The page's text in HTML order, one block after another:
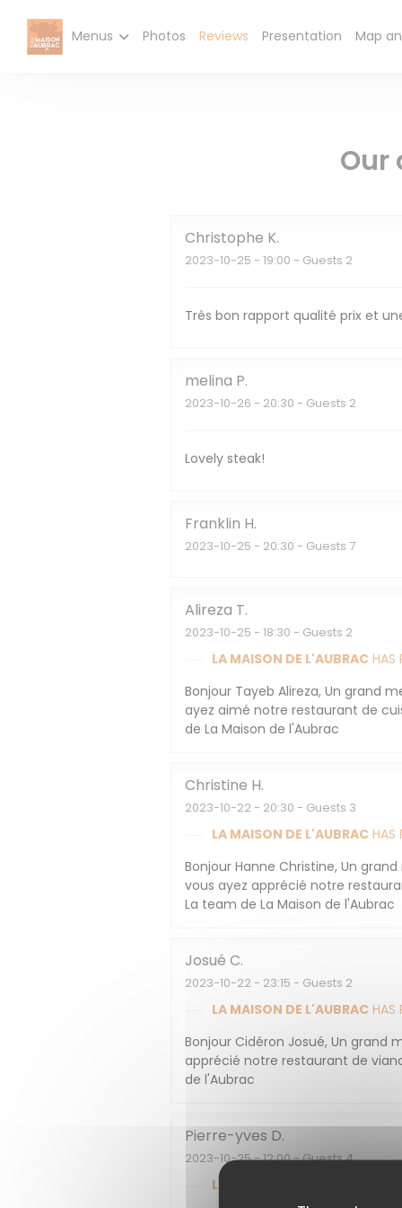
Menus Photos Reviews Presentation Map
Our
Christophe K
2023-10-25 - 19:00 - Guests 2
Très bon rapport qualité prix et
melina P
2023-10-26 - 20:30 - Guests 2
Lovely steak!
Franklin H
2023-10-25 - 20:30 - Guests 7
Alireza T
2023-10-25 - 18:30 - Guests 2
LA MAISON DE L'AUBRAC HAS
Bonjour Tayeb Alireza, Un grand
ayez aimé notre restaurant de
de La Maison de l'Aubrac
Christine H
2023-10-22 - 20:30 - Guests 3
LA MAISON DE L'AUBRAC HAS
Bonjour Hanne Christine, Un
vous ayez apprécié notre
La team de La Maison de l'Aubrac
Josué C
2023-10-22 - 23:15 - Guests 2
LA MAISON DE L'AUBRAC HAS
Bonjour Cidéron Josué, Un grand
apprécié notre restaurant de
de l'Aubrac
Pierre-yves D
2023-10-25- 12:00 - Guests 4
LA MAISON DE L'AUBRAC